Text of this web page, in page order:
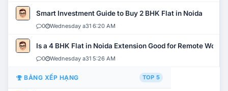
Smart Investment Guide to Buy 2 BHK Flat in Noida
0 Wednesday a31 6:20 AM
Is a 4 BHK Flat in Noida Extension Good for Remote Work?
0 Wednesday a31 5:26 AM
BẢNG XẾP HẠNG TOP 5